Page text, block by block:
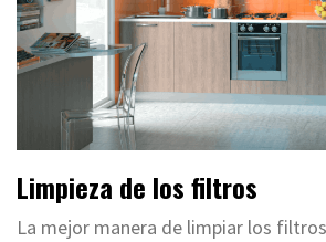
Limpieza de los filtros
La mejor manera de limpiar los